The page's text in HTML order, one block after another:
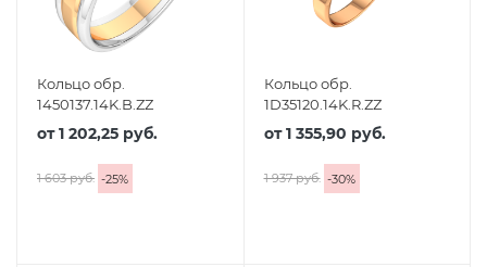
Кольцо обр.
1450137.14K.B.ZZ
от1 202,25 руб.
1 603 руб. -25%
Кольцо обр.
1D35120.14K.R.ZZ
от1 355,90 руб.
1 937 руб. -30%